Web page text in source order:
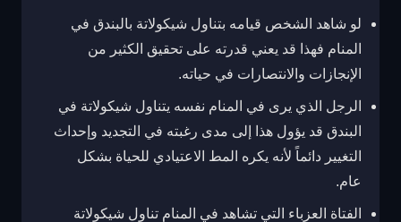
لو شاهد الشخص قيامه بتناول شيكولاتة بالبندق في
المنام فهذا قد يعني قدرته على تحقيق الكثير من
الإنجازات والانتصارات في حياته.
الرجل الذي يرى في المنام نفسه يتناول شيكولاتة في
البندق قد يؤول هذا إلى مدى رغبته في التجديد وإحداث
التغيير دائماً لأنه يكره المط الاعتيادي للحياة بشكل
عام.
الفتاة العزباء التي تشاهد في المنام تناول شيكولاتة